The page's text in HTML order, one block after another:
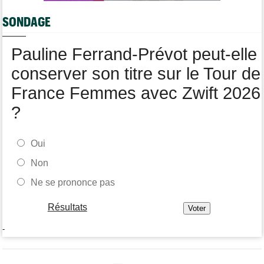
Dorian Godon a fini le Tour avec quatre côtes fracturées
Média
SONDAGE
Pauline Ferrand-Prévot peut-elle
conserver son titre sur le Tour de
France Femmes avec Zwift 2026
?
Oui
Non
Ne se prononce pas
Résultats
-